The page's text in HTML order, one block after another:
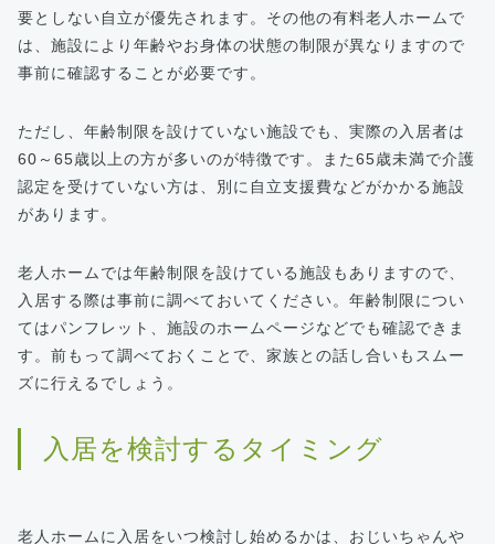
要としない自立が優先されます。その他の有料老人ホームで
は、施設により年齢やお身体の状態の制限が異なりますので
事前に確認することが必要です。
ただし、年齢制限を設けていない施設でも、実際の入居者は
60～65歳以上の方が多いのが特徴です。また65歳未満で介護
認定を受けていない方は、別に自立支援費などがかかる施設
があります。
老人ホームでは年齢制限を設けている施設もありますので、
入居する際は事前に調べておいてください。年齢制限につい
てはパンフレット、施設のホームページなどでも確認できま
す。前もって調べておくことで、家族との話し合いもスムー
ズに行えるでしょう。
入居を検討するタイミング
老人ホームに入居をいつ検討し始めるかは、おじいちゃんや